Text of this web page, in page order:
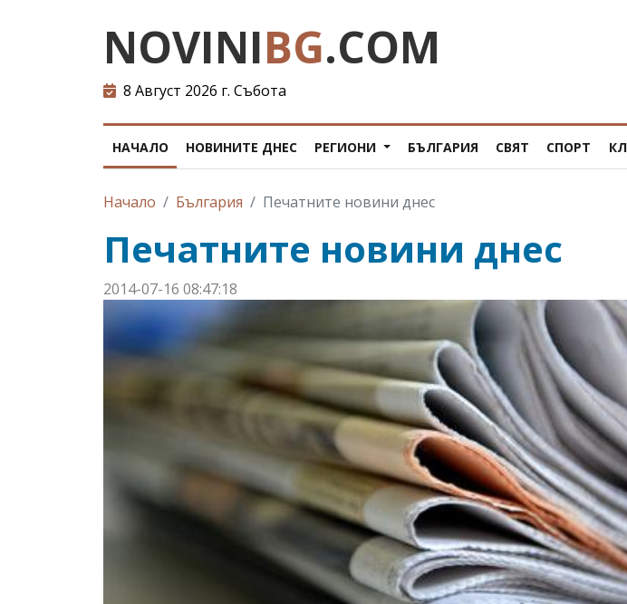
NOVINIBG.COM
8 Август 2026 г. Събота
НАЧАЛО НОВИНИТЕ ДНЕС РЕГИОНИ БЪЛГАРИЯ СВЯТ СПОРТ
Начало България Печатните новини днес
Печатните новини днес
2014-07-16 08:47:18